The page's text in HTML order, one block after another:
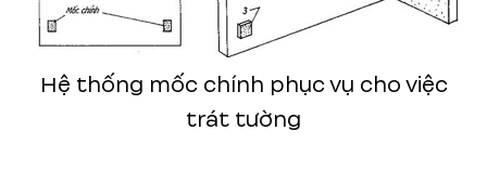
Hệ thống mốc chính phục vụ cho việc
trát tường